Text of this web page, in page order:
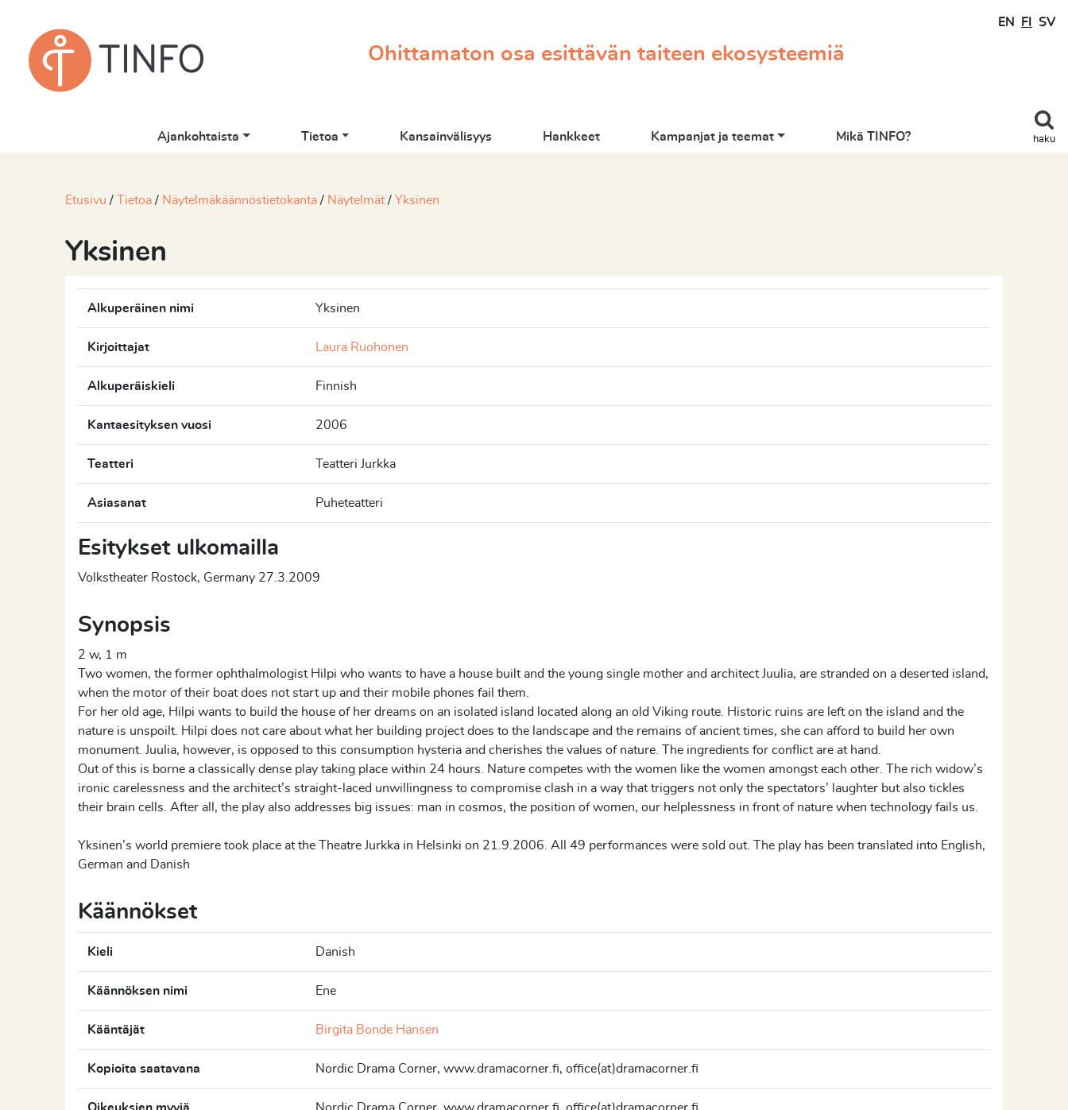
Ohittamaton osa esittävän taiteen ekosysteemiä
EN FI SV
haku
Ajankohtaista Tietoa Kansainvälisyys Hankkeet Kampanjat ja teemat Mikä TINFO?
Etusivu Tietoa Näytelmäkäännöstietokanta Näytelmät Yksinen
Yksinen
Alkuperäinen nimi Yksinen
Kirjoittajat Laura Ruohonen
Alkuperäiskieli Finnish
Kantaesityksen vuosi 2006
Teatteri Teatteri Jurkka
Asiasanat Puheteatteri
Esitykset ulkomailla
Volkstheater Rostock, Germany 27.3.2009
Synopsis
2 w, 1 m
Two women, the former ophthalmologist Hilpi who wants to have a house built and the young single mother and architect Juulia, are stranded on a deserted island,
when the motor of their boat does not start up and their mobile phones fail them.
For her old age, Hilpi wants to build the house of her dreams on an isolated island located along an old Viking route. Historic ruins are left on the island and the
nature is unspoilt. Hilpi does not care about what her building project does to the landscape and the remains of ancient times, she can afford to build her own
monument. Juulia, however, is opposed to this consumption hysteria and cherishes the values of nature. The ingredients for conflict are at hand.
Out of this is borne a classically dense play taking place within 24 hours. Nature competes with the women like the women amongst each other. The rich widow’s
ironic carelessness and the architect’s straight-laced unwillingness to compromise clash in a way that triggers not only the spectators’ laughter but also tickles
their brain cells. After all, the play also addresses big issues: man in cosmos, the position of women, our helplessness in front of nature when technology fails us.
Yksinen’s world premiere took place at the Theatre Jurkka in Helsinki on 21.9.2006. All 49 performances were sold out. The play has been translated into English,
German and Danish
Käännökset
Kieli Danish
Käännöksen nimi Ene
Kääntäjät Birgita Bonde Hansen
Kopioita saatavana Nordic Drama Corner, www.dramacorner.fi, office(at)dramacorner.fi